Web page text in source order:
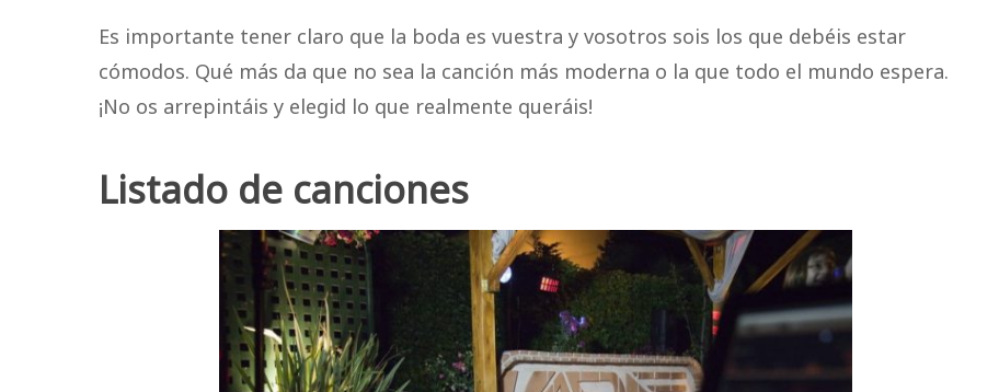
Es importante tener claro que la boda es vuestra y vosotros sois los que debéis estar
cómodos. Qué más da que no sea la canción más moderna o la que todo el mundo espera.
¡No os arrepintáis y elegid lo que realmente queráis!
Listado de canciones